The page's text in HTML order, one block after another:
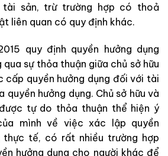
tài sản, trừ trường hợp có thoả
liên quan có quy định khác.
quy định quyền hưởng dụng
sự thỏa thuận giữa chủ sở hữu
cấp quyền hưởng dụng đối với tài
quyền hưởng dụng. Chủ sở hữu và
tự do thỏa thuận thể hiện ý
mình về việc xác lập quyền
thực tế, có rất nhiều trường hợp
hưởng dụng cho người khác để